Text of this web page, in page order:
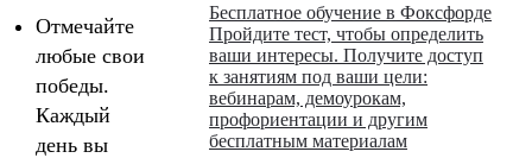
Отмечайте
любые свои
победы.
Каждый
день вы
Бесплатное обучение в Фоксфорде
Пройдите тест, чтобы определить
ваши интересы. Получите доступ
к занятиям под ваши цели:
вебинарам, демоурокам,
профориентации и другим
бесплатным материалам